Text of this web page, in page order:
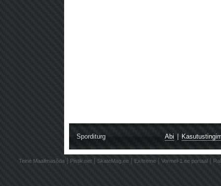
Sporditurg Abi
Teine Maailmasõda Pistik.net SkateMag.ee Ex/treme Vormel-1.ee portaal